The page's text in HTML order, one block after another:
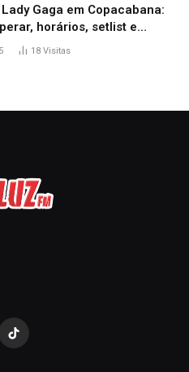
Gaga em Copacabana:
horários, setlist e
18 Visitas
TikTok